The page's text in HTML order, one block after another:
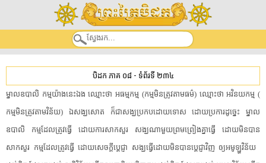
បិដក ភាគ ០៨ - ទំព័រទី ២៣៤
ម្នាល​ឧបាលិ​ ​កម្ម​យ៉ាងនេះ​ឯង​ ​ឈ្មោះថា​ ​អធម្មកម្ម​ ​(​កម្ម​មិន​ត្រូវ​តាម​ធម៌​)​ ​ឈ្មោះថា​ ​អវិនយ​កម្ម​ ​(​
កម្ម​មិន​ត្រូវ​តាម​វិន័យ​)​ ​ឯ​សង្ឃ​សោត​ ​ក៏​ជា​សង្ឃ​ប្រកបដោយ​ទោស​ ​ដោយ​ប្រការ​ដូច្នេះ​ ​ម្នាល​
ឧបាលិ​ ​កម្ម​ដែល​ត្រូវ​ធ្វើ​ ​ដោយ​ការសាកសួរ​ ​សង្ឃ​ណាមួយ​ព្រមព្រៀង​គ្នា​ធ្វើ​ ​ដោយ​មិនបាន​
សាកសួរ​ ​កម្ម​ដែល​ត្រូវ​ធ្វើ​ ​ដោយ​សេចក្តី​ប្តេជ្ញា​ ​សង្ឃ​ធ្វើ​ដោយ​មិនបាន​ប្តេជ្ញា​វិញ​ ​ឲ្យ​អ​មូឡ្ហ​វិន័យ​ ​